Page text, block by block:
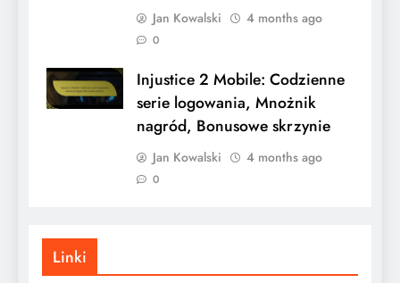
Jan Kowalski 4 months ago
0
Injustice 2 Mobile: Codzienne
serie logowania, Mnożnik
nagród, Bonusowe skrzynie
Jan Kowalski 4 months ago
0
Linki